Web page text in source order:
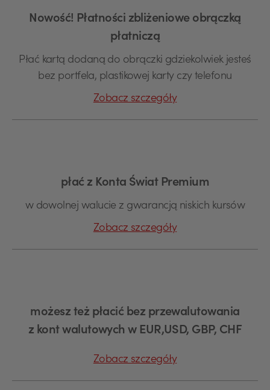
Nowość! Płatności zbliżeniowe obrączką
płatniczą
Płać kartą dodaną do obrączki gdziekolwiek jesteś
bez portfela, plastikowej karty czy telefonu
Zobacz szczegóły
płać z Konta Świat Premium
w dowolnej walucie z gwarancją niskich kursów
Zobacz szczegóły
możesz też płacić bez przewalutowania
z kont walutowych w EUR,USD, GBP, CHF
Zobacz szczegóły